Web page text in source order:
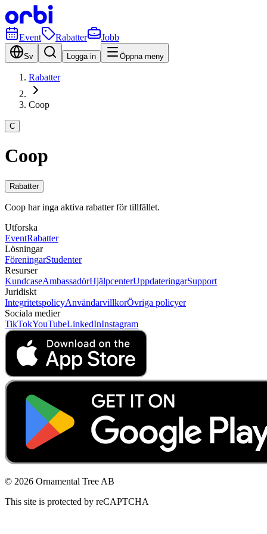
Event Rabatter Jobb
Sv Logga in Öppna meny
Rabatter
Coop
C
Coop
Rabatter
Coop har inga aktiva rabatter för tillfället.
Utforska
EventRabatter
Lösningar
FöreningarStudenter
Resurser
KundcaseAmbassadörHjälpcenterUppdateringarSupport
Juridiskt
IntegritetspolicyAnvändarvillkorÖvriga policyer
Sociala medier
TikTokYouTubeLinkedInInstagram
© 2026 Ornamental Tree AB
This site is protected by reCAPTCHA